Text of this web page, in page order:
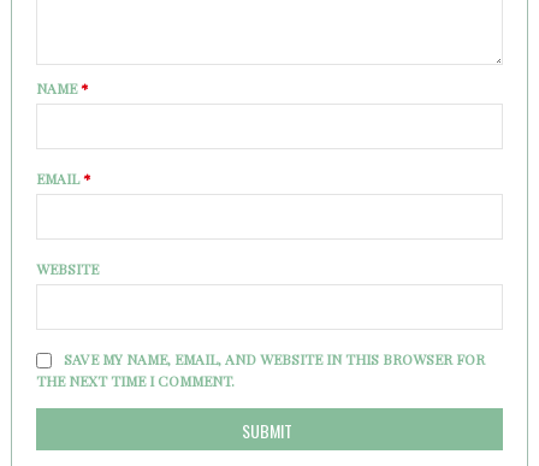
NAME*
EMAIL*
WEBSITE
SAVE MY NAME, EMAIL, AND WEBSITE IN THIS BROWSER FOR
THE NEXT TIME I COMMENT.